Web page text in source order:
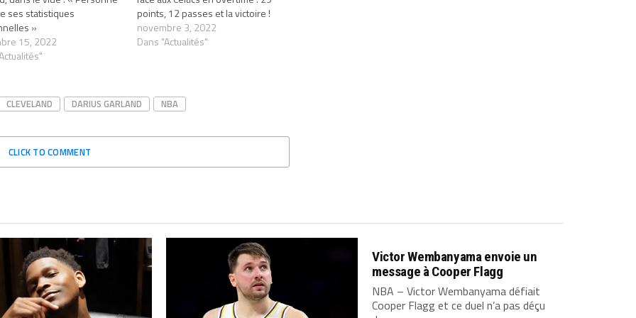
ses statistiques
»
15, 2022
points, 12 passes et la victoire !
novembre 3, 2022
Dans "Actualités"
CLEVELAND DARIUS GARLAND NBA
CLICK TO COMMENT
Victor Wembanyama envoie un
message à Cooper Flagg
NBA – Victor Wembanyama défiait
Cooper Flagg et ce duel n’a pas déçu